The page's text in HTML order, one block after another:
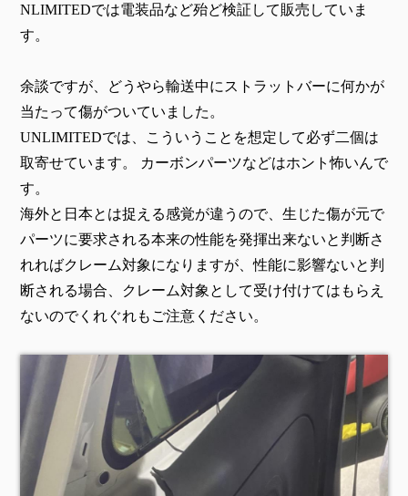
NLIMITEDでは電装品など殆ど検証して販売していま
す。
余談ですが、どうやら輸送中にストラットバーに何かが
当たって傷がついていました。
UNLIMITEDでは、こういうことを想定して必ず二個は
取寄せています。 カーボンパーツなどはホント怖いんで
す。
海外と日本とは捉える感覚が違うので、生じた傷が元で
パーツに要求される本来の性能を発揮出来ないと判断さ
れればクレーム対象になりますが、性能に影響ないと判
断される場合、クレーム対象として受け付けてはもらえ
ないのでくれぐれもご注意ください。